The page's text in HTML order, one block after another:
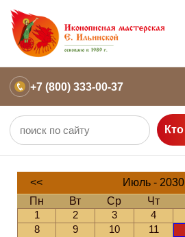
+7 (800) 333-00-37
<< Июль - 2030
Пн
Вт Ср Чт
1
2 3 4
8
9 10 11